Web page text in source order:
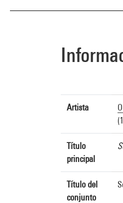
Artista
Título
principal
Título del
conjunto